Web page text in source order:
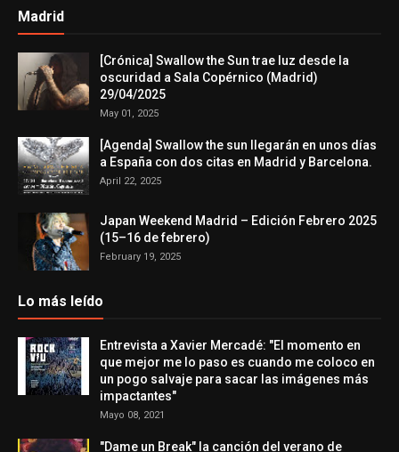
Madrid
[Crónica] Swallow the Sun trae luz desde la
oscuridad a Sala Copérnico (Madrid)
29/04/2025
May 01, 2025
[Agenda] Swallow the sun llegarán en unos días
a España con dos citas en Madrid y Barcelona.
April 22, 2025
Japan Weekend Madrid – Edición Febrero 2025
(15–16 de febrero)
February 19, 2025
Lo más leído
Entrevista a Xavier Mercadé: "El momento en
que mejor me lo paso es cuando me coloco en
un pogo salvaje para sacar las imágenes más
impactantes"
Mayo 08, 2021
"Dame un Break" la canción del verano de